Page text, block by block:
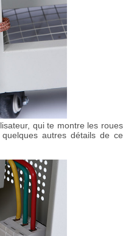
qui te montre les roues
autres détails de ce